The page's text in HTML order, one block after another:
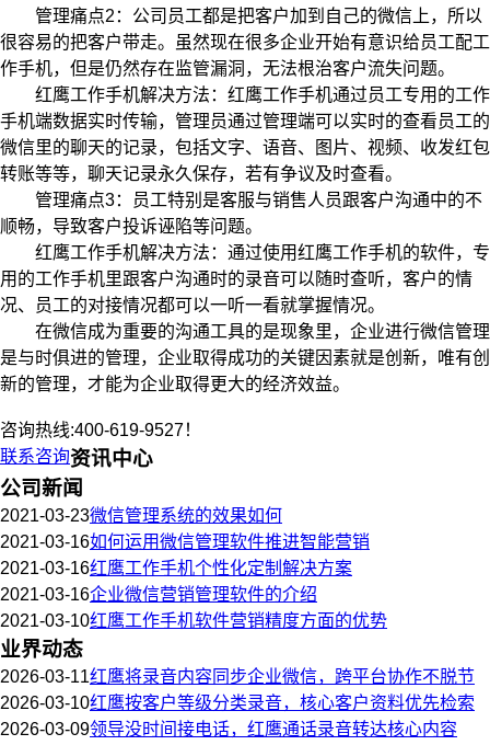
管理痛点2：公司员工都是把客户加到自己的微信上，所以
很容易的把客户带走。虽然现在很多企业开始有意识给员工配工
作手机，但是仍然存在监管漏洞，无法根治客户流失问题。
红鹰工作手机解决方法：红鹰工作手机通过员工专用的工作
手机端数据实时传输，管理员通过管理端可以实时的查看员工的
微信里的聊天的记录，包括文字、语音、图片、视频、收发红包
转账等等，聊天记录永久保存，若有争议及时查看。
管理痛点3：员工特别是客服与销售人员跟客户沟通中的不
顺畅，导致客户投诉诬陷等问题。
红鹰工作手机解决方法：通过使用红鹰工作手机的软件，专
用的工作手机里跟客户沟通时的录音可以随时查听，客户的情
况、员工的对接情况都可以一听一看就掌握情况。
在微信成为重要的沟通工具的是现象里，企业进行微信管理
是与时俱进的管理，企业取得成功的关键因素就是创新，唯有创
新的管理，才能为企业取得更大的经济效益。
咨询热线:400-619-9527！
联系咨询资讯中心
公司新闻
2021-03-23微信管理系统的效果如何
2021-03-16如何运用微信管理软件推进智能营销
2021-03-16红鹰工作手机个性化定制解决方案
2021-03-16企业微信营销管理软件的介绍
2021-03-10红鹰工作手机软件营销精度方面的优势
业界动态
2026-03-11红鹰将录音内容同步企业微信，跨平台协作不脱节
2026-03-10红鹰按客户等级分类录音，核心客户资料优先检索
2026-03-09领导没时间接电话，红鹰通话录音转达核心内容